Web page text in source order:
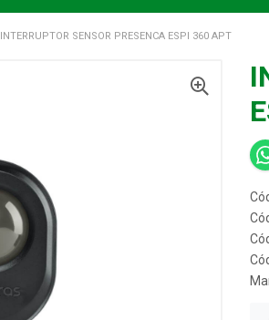
INTERRUPTOR SENSOR PRESENCA ESPI 360 APT